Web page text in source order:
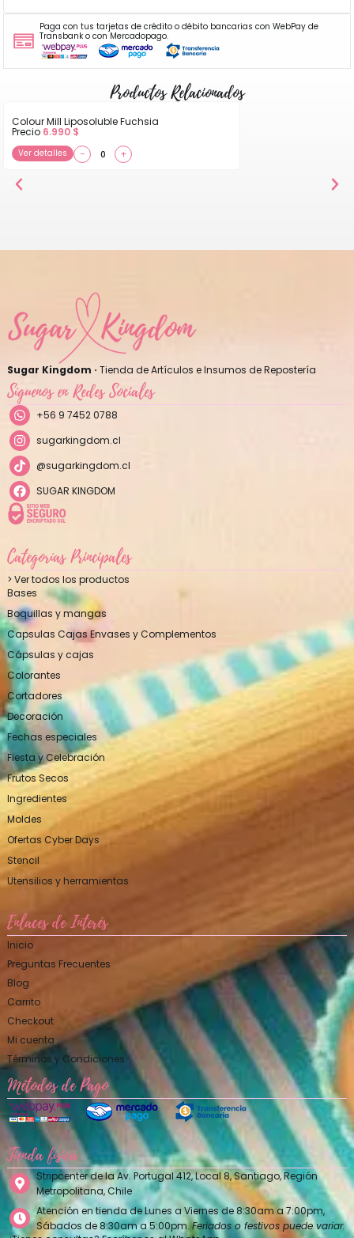
Paga con tus tarjetas de crédito o débito bancarias con WebPay de
Transbank o con Mercadopago.
Productos Relacionados
Colour Mill Liposoluble Fuchsia
Precio 6.990 $
Ver detalles − +
Sugar Kingdom · Tienda de Artículos e Insumos de Repostería
Síguenos en Redes Sociales
+56 9 7452 0788
sugarkingdom.cl
@sugarkingdom.cl
SUGAR KINGDOM
Categorías Principales
> Ver todos los productos
Bases
Boquillas y mangas
Capsulas Cajas Envases y Complementos
Cápsulas y cajas
Colorantes
Cortadores
Decoración
Fechas especiales
Fiesta y Celebración
Frutos Secos
Ingredientes
Moldes
Ofertas Cyber Days
Stencil
Utensilios y herramientas
Enlaces de Interés
Inicio
Preguntas Frecuentes
Blog
Carrito
Checkout
Mi cuenta
Términos y Condiciones
Métodos de Pago
Tienda física
Stripcenter de la Av. Portugal 412, Local 8, Santiago, Región
Metropolitana, Chile
Atención en tienda de Lunes a Viernes de 8:30am a 7:00pm,
Sábados de 8:30am a 5:00pm.Feriados o festivos puede variar.